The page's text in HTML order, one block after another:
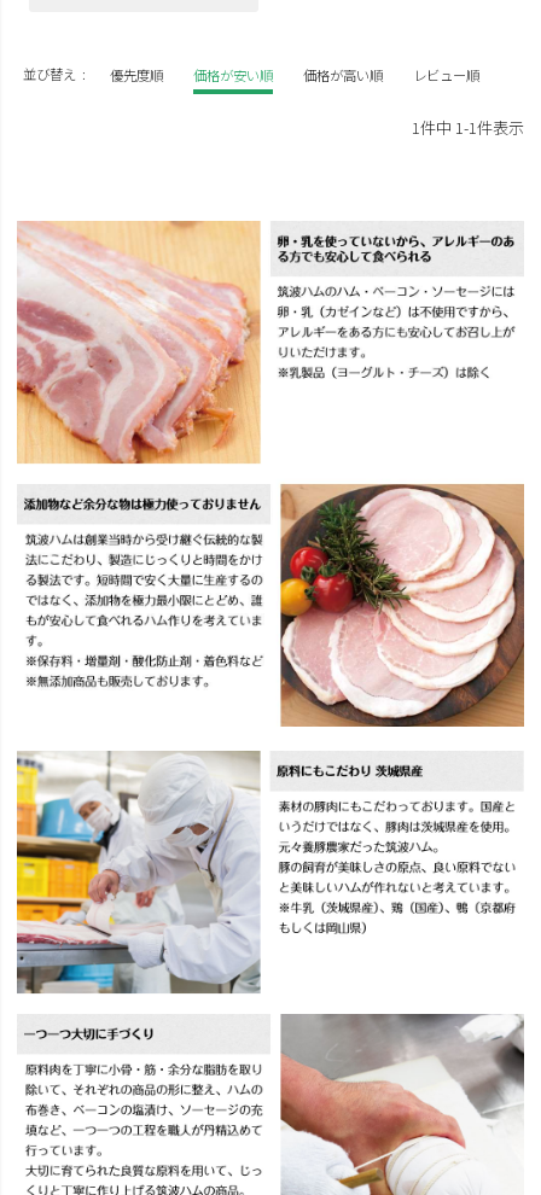
並び替え 優先度順 価格が安い順 価格が高い順 レビュー順
1件中 1-1件表示